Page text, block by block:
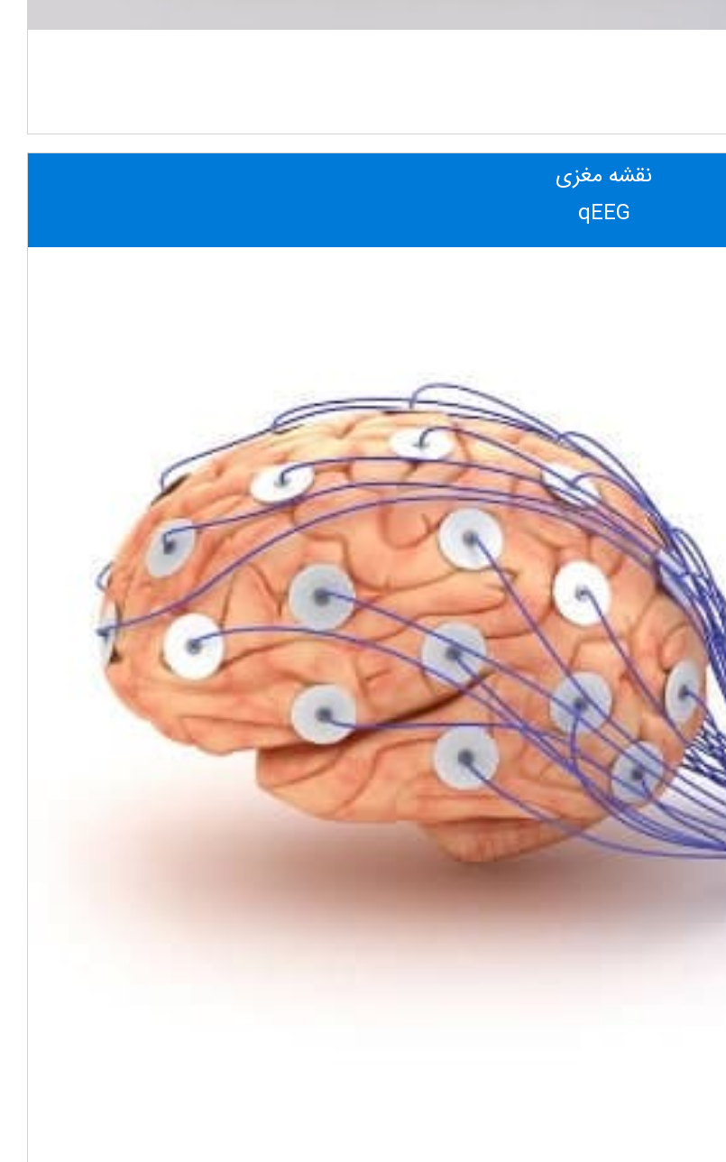
نقشه مغزی
qEEG